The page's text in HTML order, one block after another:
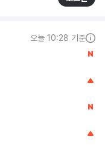
오늘 10:28 기준